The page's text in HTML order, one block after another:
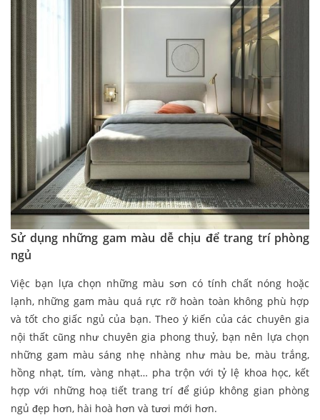
Sử dụng những gam màu dễ chịu để trang trí phòng
ngủ
Việc bạn lựa chọn những màu sơn có tính chất nóng hoặc
lạnh, những gam màu quá rực rỡ hoàn toàn không phù hợp
và tốt cho giấc ngủ của bạn. Theo ý kiến của các chuyên gia
nội thất cũng như chuyên gia phong thuỷ, bạn nên lựa chọn
những gam màu sáng nhẹ nhàng như màu be, màu trắng,
hồng nhạt, tím, vàng nhạt… pha trộn với tỷ lệ khoa học, kết
hợp với những hoạ tiết trang trí để giúp không gian phòng
ngủ đẹp hơn, hài hoà hơn và tươi mới hơn.